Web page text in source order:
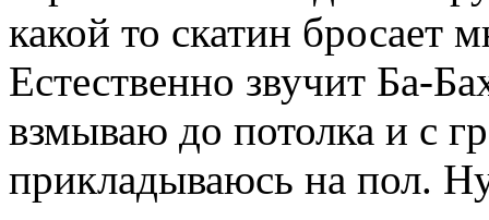
какой то скатин бросает
Естественно звучит Ба-
взмываю до потолка и с
прикладываюсь на пол.